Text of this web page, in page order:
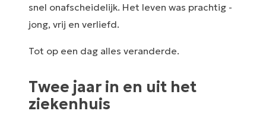
snel onafscheidelijk. Het leven was prachtig -
jong, vrij en verliefd.
Tot op een dag alles veranderde.
Twee jaar in en uit het
ziekenhuis